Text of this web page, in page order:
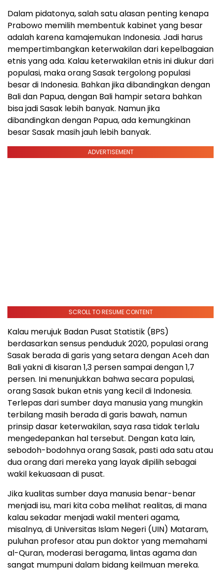
Dalam pidatonya, salah satu alasan penting kenapa
Prabowo memilih membentuk kabinet yang besar
adalah karena kamajemukan Indonesia. Jadi harus
mempertimbangkan keterwakilan dari kepelbagaian
etnis yang ada. Kalau keterwakilan etnis ini diukur dari
populasi, maka orang Sasak tergolong populasi
besar di Indonesia. Bahkan jika dibandingkan dengan
Bali dan Papua, dengan Bali hampir setara bahkan
bisa jadi Sasak lebih banyak. Namun jika
dibandingkan dengan Papua, ada kemungkinan
besar Sasak masih jauh lebih banyak.
ADVERTISEMENT
SCROLL TO RESUME CONTENT
Kalau merujuk Badan Pusat Statistik (BPS)
berdasarkan sensus penduduk 2020, populasi orang
Sasak berada di garis yang setara dengan Aceh dan
Bali yakni di kisaran 1,3 persen sampai dengan 1,7
persen. Ini menunjukkan bahwa secara populasi,
orang Sasak bukan etnis yang kecil di Indonesia.
Terlepas dari sumber daya manusia yang mungkin
terbilang masih berada di garis bawah, namun
prinsip dasar keterwakilan, saya rasa tidak terlalu
mengedepankan hal tersebut. Dengan kata lain,
sebodoh-bodohnya orang Sasak, pasti ada satu atau
dua orang dari mereka yang layak dipilih sebagai
wakil kekuasaan di pusat.
Jika kualitas sumber daya manusia benar-benar
menjadi isu, mari kita coba melihat realitas, di mana
kalau sekadar menjadi wakil menteri agama,
misalnya, di Universitas Islam Negeri (UIN) Mataram,
puluhan profesor atau pun doktor yang memahami
al-Quran, moderasi beragama, lintas agama dan
sangat mumpuni dalam bidang keilmuan mereka.